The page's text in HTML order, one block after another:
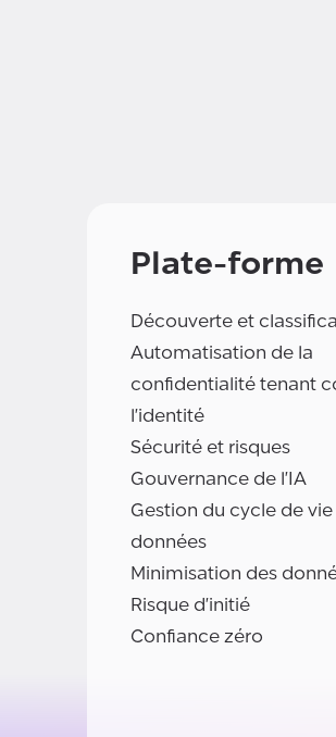
Plate-forme
Découverte et
Automatisation de la
confidentialité tenant
l'identité
Sécurité et risques
Gouvernance de l'IA
Gestion du cycle de vie
données
Minimisation des
Risque d'initié
Confiance zéro